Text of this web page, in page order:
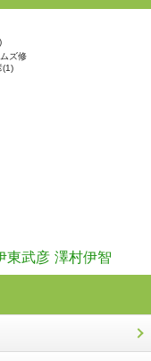
ズ修
(1)
東武彦 澤村伊智